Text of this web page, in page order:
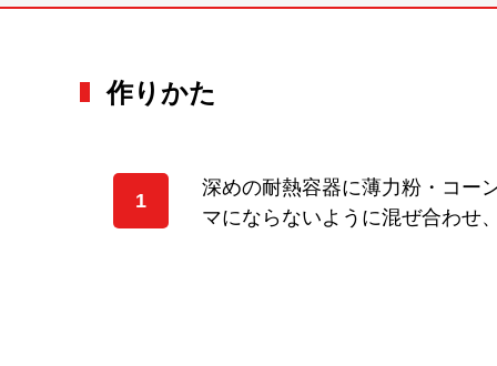
作りかた
1
深めの耐熱容器に薄力粉・コー
マにならないように混ぜ合わせ